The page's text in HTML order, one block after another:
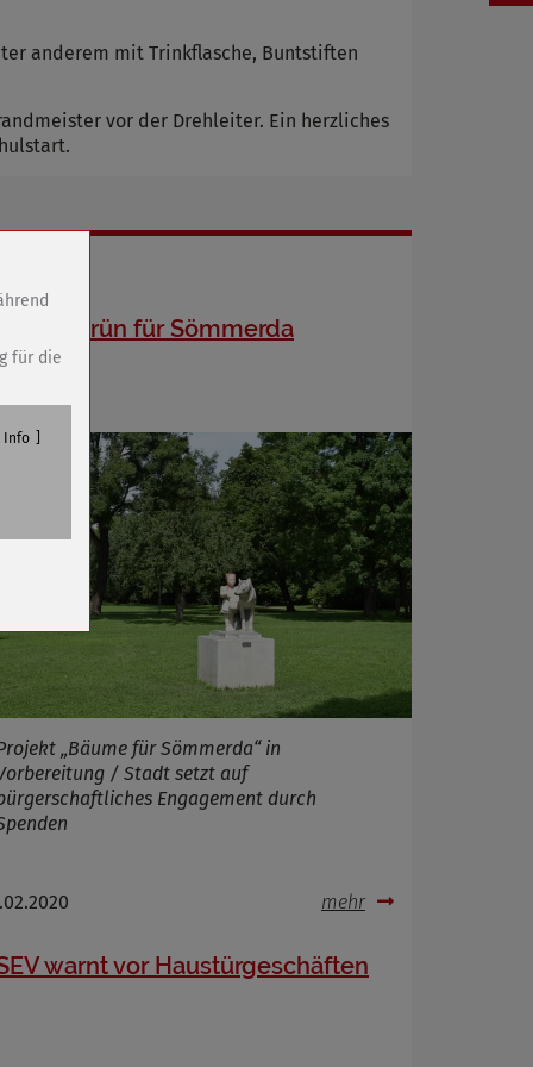
anderem mit Trinkflasche, Buntstiften
vor der Drehleiter. Ein herzliches
Neues Grün für Sömmerda
„Bäume für Sömmerda“ in
/ Stadt setzt auf
Engagement durch
mehr
warnt vor Haustürgeschäften
für die
Info